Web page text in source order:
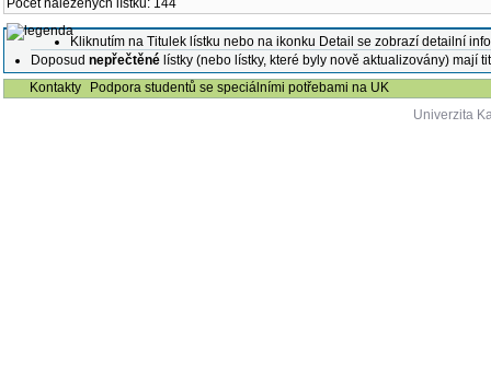
Počet nalezených lístků: 144
Kliknutím na Titulek lístku nebo na ikonku Detail se zobrazí detailní
Doposud nepřečtěné lístky (nebo lístky, které byly nově aktualizovány) mají
Kontakty
Podpora studentů se speciálními potřebami na UK
Univerzita